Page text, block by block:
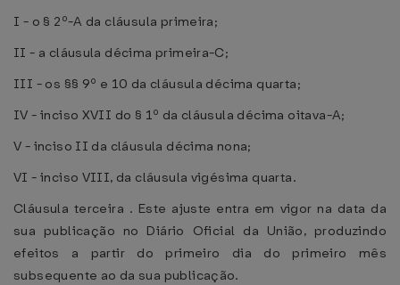
I - o § 2º-A da cláusula primeira;
II - a cláusula décima primeira-C;
III - os §§ 9º e 10 da cláusula décima quarta;
IV - inciso XVII do § 1º da cláusula décima oitava-A;
V - inciso II da cláusula décima nona;
VI - inciso VIII, da cláusula vigésima quarta.
Cláusula terceira . Este ajuste entra em vigor na data da
sua publicação no Diário Oficial da União, produzindo
efeitos a partir do primeiro dia do primeiro mês
subsequente ao da sua publicação.